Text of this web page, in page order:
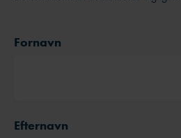
Fornavn
Efternavn